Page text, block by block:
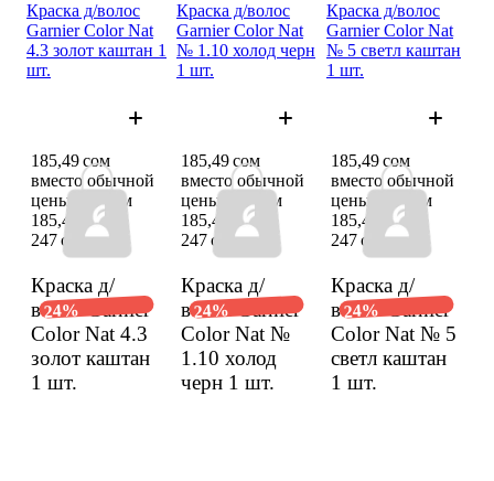
Краска д/волос
Garnier Color Nat
4.3 золот каштан 1
шт.
Краска д/
волос Garnier
Color Nat 4.3
золот каштан
1 шт.
185,49 сом
вместо обычной
цены 247 сом
185,49 сом
247 сом
24%
Краска д/волос
Garnier Color Nat
№ 1.10 холод черн
1 шт.
Краска д/
волос Garnier
Color Nat №
1.10 холод
черн 1 шт.
185,49 сом
вместо обычной
цены 247 сом
185,49 сом
247 сом
24%
Краска д/волос
Garnier Color Nat
№ 5 светл каштан
1 шт.
Краска д/
волос Garnier
Color Nat № 5
светл каштан
1 шт.
185,49 сом
вместо обычной
цены 247 сом
185,49 сом
247 сом
24%